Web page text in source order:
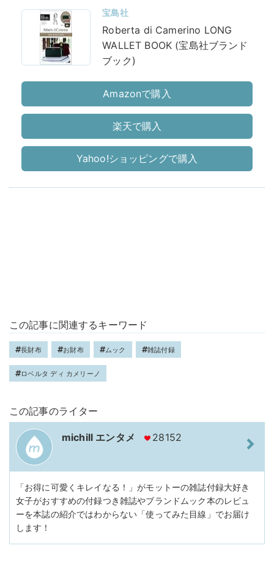
宝島社
Roberta di Camerino LONG
WALLET BOOK (宝島社ブランド
ブック)
Amazonで購入
楽天で購入
Yahoo!ショッピングで購入
この記事に関連するキーワード
長財布 お財布 ムック 雑誌付録
ロベルタ ディ カメリーノ
この記事のライター
michill エンタメ 28152
「お得に可愛くキレイなる！」がモットーの雑誌付録大好き
女子がおすすめの付録つき雑誌やブランドムック本のレビュ
ーを本誌の紹介ではわからない「使ってみた目線」でお届け
します！